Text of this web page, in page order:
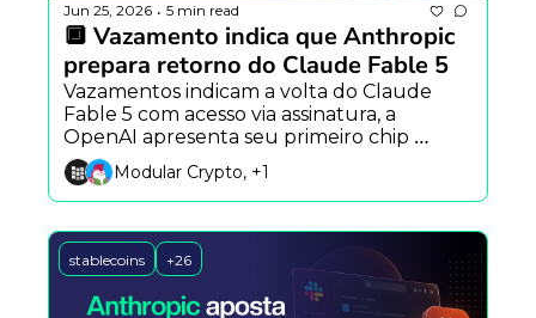
Jun 25, 2026 • 5 min read
🔲 Vazamento indica que Anthropic
prepara retorno do Claude Fable 5
Vazamentos indicam a volta do Claude
Fable 5 com acesso via assinatura, a
OpenAI apresenta seu primeiro chip
próprio para IA e o Hermes Agent aposta
em mascotes animados para aproximar
usuários dos agentes autônomos.
Modular Crypto, +1
stablecoins +26